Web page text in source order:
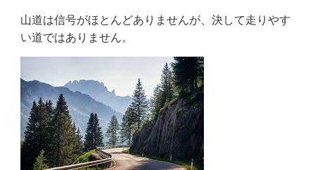
山道は信号がほとんどありませんが、決して走りやす
い道ではありません。